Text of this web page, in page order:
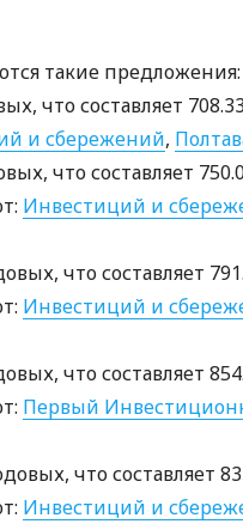
такие предложения:
что составляет
и сбережений,
что составляет
Инвестиций и
что составляет
Инвестиций и
что составляет
Первый
что составляет
Инвестиций и